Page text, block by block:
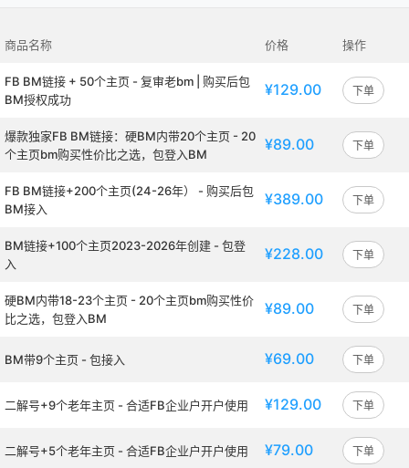
商品名称 价格 操作
FB BM链接 + 50个主页 - 复审老bm | 购买后包
BM授权成功
¥129.00 下单
爆款独家FB BM链接：硬BM内带20个主页 - 20
个主页bm购买性价比之选，包登入BM
¥89.00 下单
FB BM链接+200个主页(24-26年） - 购买后包
BM接入
¥389.00 下单
BM链接+100个主页2023-2026年创建 - 包登
入
¥228.00 下单
硬BM内带18-23个主页 - 20个主页bm购买性价
比之选，包登入BM
¥89.00 下单
BM带9个主页 - 包接入 ¥69.00 下单
二解号+9个老年主页 - 合适FB企业户开户使用 ¥129.00 下单
二解号+5个老年主页 - 合适FB企业户开户使用 ¥79.00 下单